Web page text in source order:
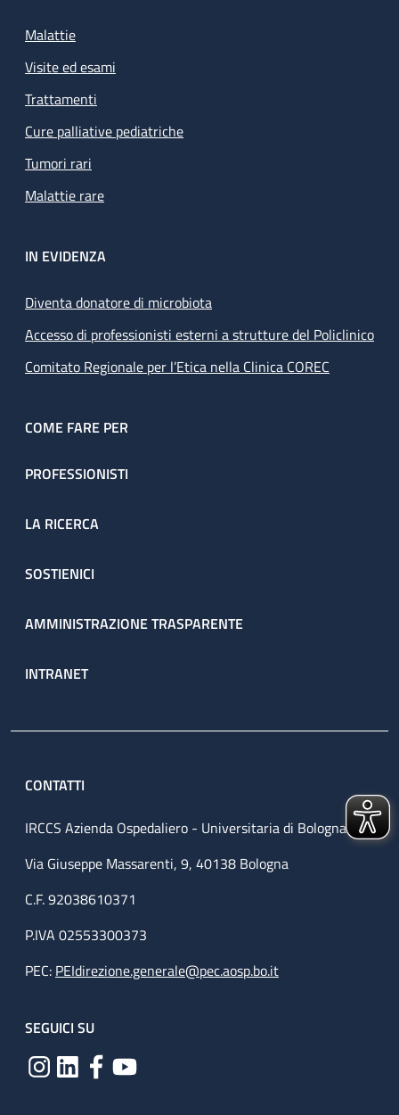
Malattie
Visite ed esami
Trattamenti
Cure palliative pediatriche
Tumori rari
Malattie rare
IN EVIDENZA
Diventa donatore di microbiota
Accesso di professionisti esterni a strutture del Policlinico
Comitato Regionale per l’Etica nella Clinica COREC
COME FARE PER
PROFESSIONISTI
LA RICERCA
SOSTIENICI
AMMINISTRAZIONE TRASPARENTE
INTRANET
CONTATTI
IRCCS Azienda Ospedaliero - Universitaria di Bologna
Via Giuseppe Massarenti, 9, 40138 Bologna
C.F. 92038610371
P.IVA 02553300373
PEC: PEIdirezione.generale@pec.aosp.bo.it
SEGUICI SU